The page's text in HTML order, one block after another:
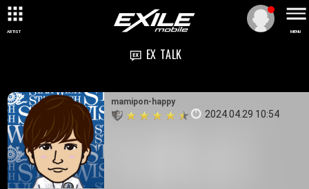
ARTIST MENU
EX TALK
mamipon-happy
2024.04.29 10:54